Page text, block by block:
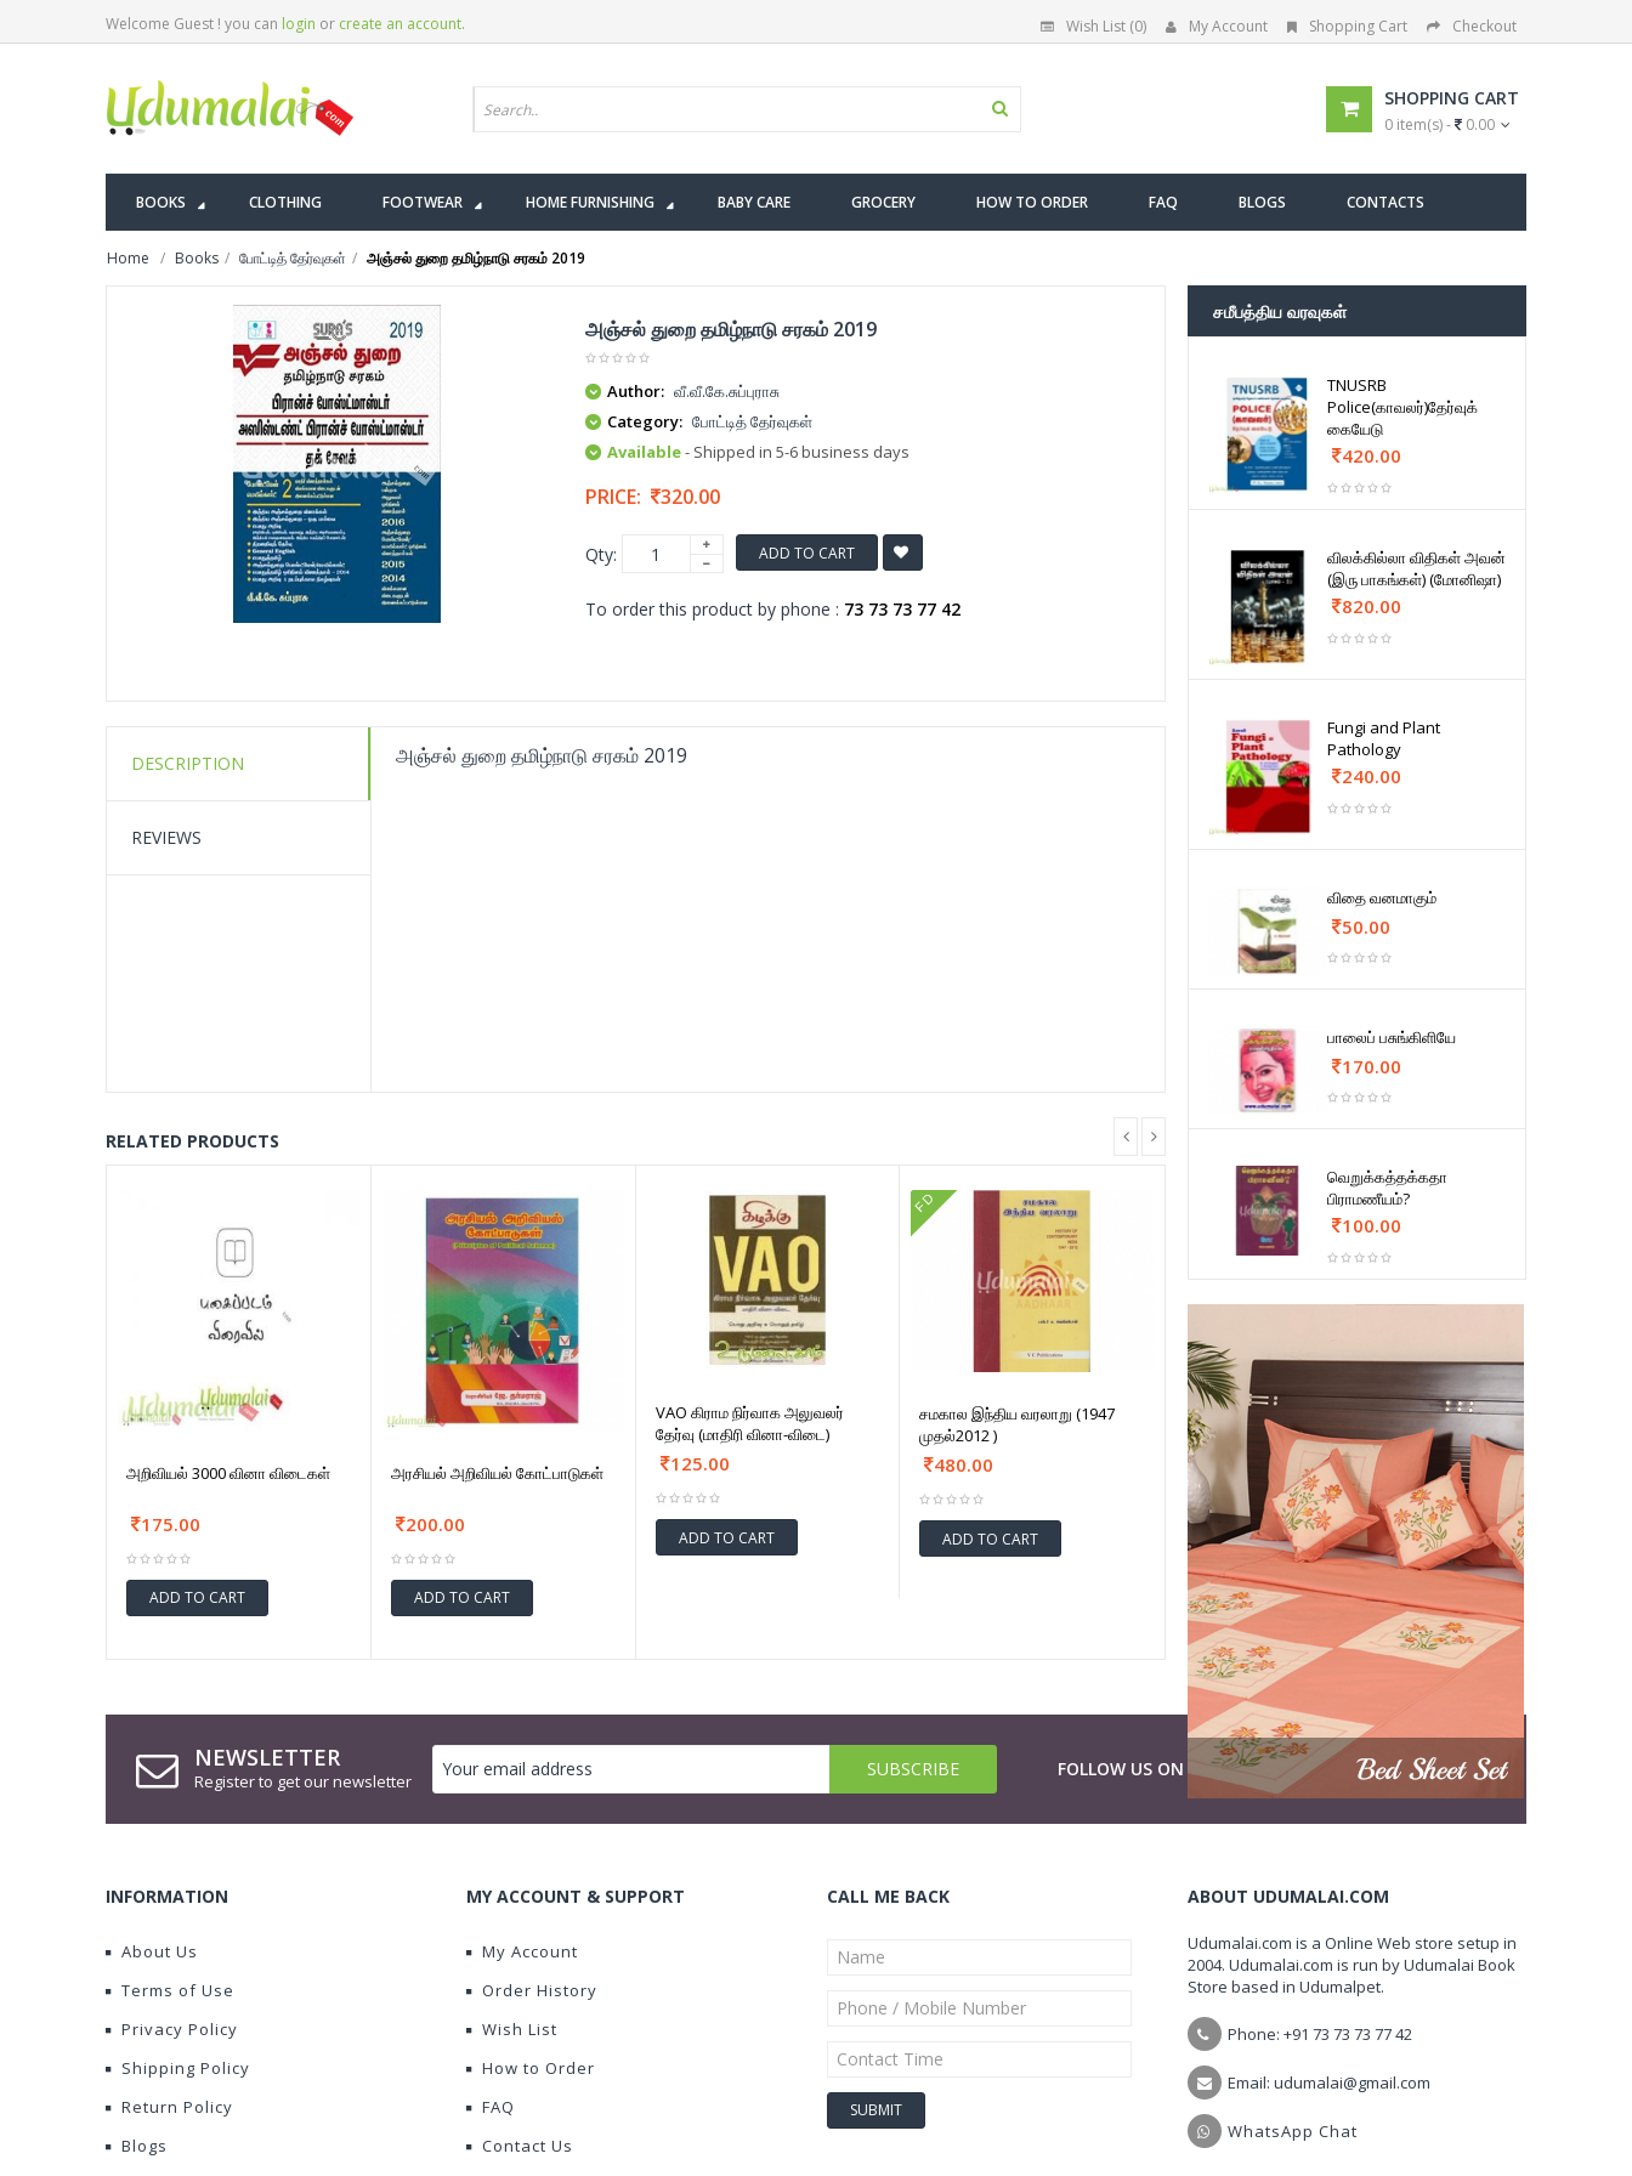
Welcome Guest ! you can login or create an account. Wish List (0) My Account Shopping Cart Checkout
SHOPPING CART
0 item(s) - 0.00
BOOKS CLOTHING FOOTWEAR HOME FURNISHING BABY CARE GROCERY HOW TO ORDER FAQ BLOGS CONTACTS
Home Books போட்டித் தேர்வுகள் அஞ்சல் துறை தமிழ்நாடு சரகம் 2019
அஞ்சல் துறை தமிழ்நாடு சரகம் 2019
Author: வீ.வீ.கே.சுப்புராசு
Category: போட்டித் தேர்வுகள்
Available- Shipped in 5-6 business days
PRICE: 320.00
Qty: ADD TO CART
To order this product by phone : 73 73 73 77 42
DESCRIPTION
REVIEWS
அஞ்சல் துறை தமிழ்நாடு சரகம் 2019
RELATED PRODUCTS
அறிவியல் 3000 வினா விடைகள்
175.00
ADD TO CART
அரசியல் அறிவியல் கோட்பாடுகள்
200.00
ADD TO CART
VAO கிராம நிர்வாக அலுவலர்
தேர்வு (மாதிரி வினா-விடை)
125.00
ADD TO CART
FD
சமகால இந்திய வரலாறு (1947
முதல்2012 )
480.00
ADD TO CART
சமீபத்திய வரவுகள்
TNUSRB
Police(காவலர்)தேர்வுக்
கையேடு
420.00
விலக்கில்லா விதிகள் அவன்
(இரு பாகங்கள்) (மோனிஷா)
820.00
Fungi and Plant
Pathology
240.00
விதை வனமாகும்
50.00
பாலைப் பசுங்கிளியே
170.00
வெறுக்கத்தக்கதா
பிராமணீயம்?
100.00
NEWSLETTER
Register to get our newsletter
FOLLOW US ON
INFORMATION
About Us
Terms of Use
Privacy Policy
Shipping Policy
Return Policy
Blogs
MY ACCOUNT & SUPPORT
My Account
Order History
Wish List
How to Order
FAQ
Contact Us
CALL ME BACK ABOUT UDUMALAI.COM
Udumalai.com is a Online Web store setup in
2004. Udumalai.com is run by Udumalai Book
Store based in Udumalpet.
Phone: +91 73 73 73 77 42
Email: udumalai@gmail.com
WhatsApp Chat